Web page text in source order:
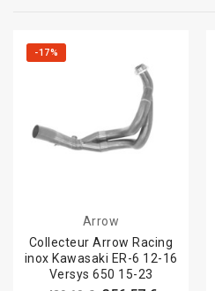
-17%
Arrow
Collecteur Arrow Racing
inox Kawasaki ER-6 12-16
Versys 650 15-23